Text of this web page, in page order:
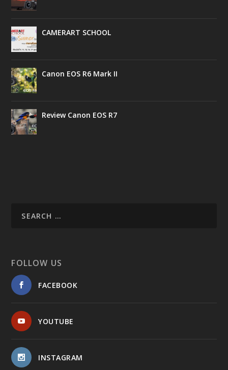
CAMERART SCHOOL
Canon EOS R6 Mark II
Review Canon EOS R7
FOLLOW US
FACEBOOK
YOUTUBE
INSTAGRAM